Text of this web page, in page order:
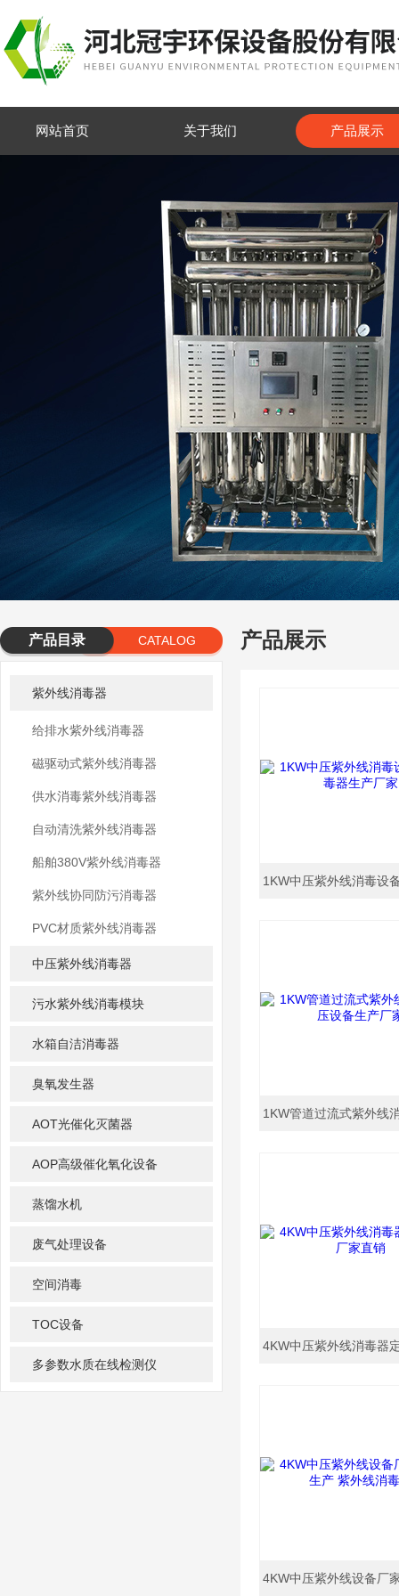
网站首页 关于我们 产品展示
产品目录 CATALOG
紫外线消毒器
给排水紫外线消毒器
磁驱动式紫外线消毒器
供水消毒紫外线消毒器
自动清洗紫外线消毒器
船舶380V紫外线消毒器
紫外线协同防污消毒器
PVC材质紫外线消毒器
中压紫外线消毒器
污水紫外线消毒模块
水箱自洁消毒器
臭氧发生器
AOT光催化灭菌器
AOP高级催化氧化设备
蒸馏水机
废气处理设备
空间消毒
TOC设备
多参数水质在线检测仪
产品展示